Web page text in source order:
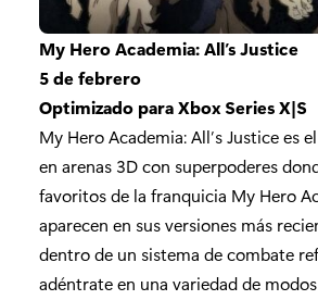
My Hero Academia: All’s Justice
5 de febrero
Optimizado para Xbox Series X|S
My Hero Academia: All’s Justice es
en arenas 3D con superpoderes
favoritos de la franquicia My Hero
aparecen en sus versiones más
dentro de un sistema de combate
adéntrate en una variedad de